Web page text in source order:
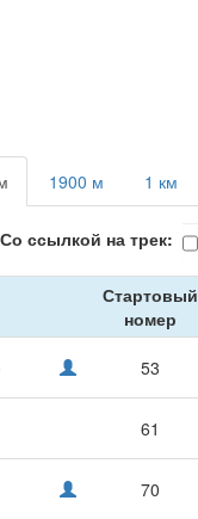
1900 м 1 км
Со ссылкой на трек:
Стартовый
номер
53
61
70